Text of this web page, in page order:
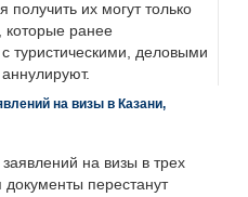
их могут только
которые ранее
туристическими, деловыми
на визы в Казани,
на визы в трех
перестанут